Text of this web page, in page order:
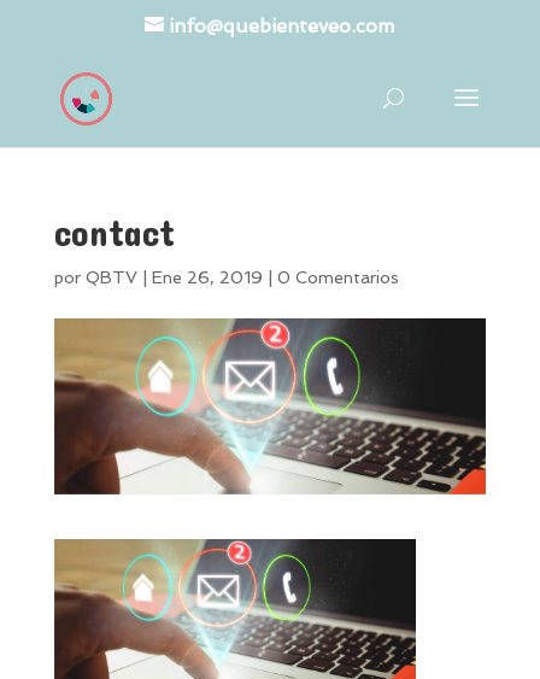
info@quebienteveo.com
contact
por QBTV| Ene 26, 2019 0 Comentarios